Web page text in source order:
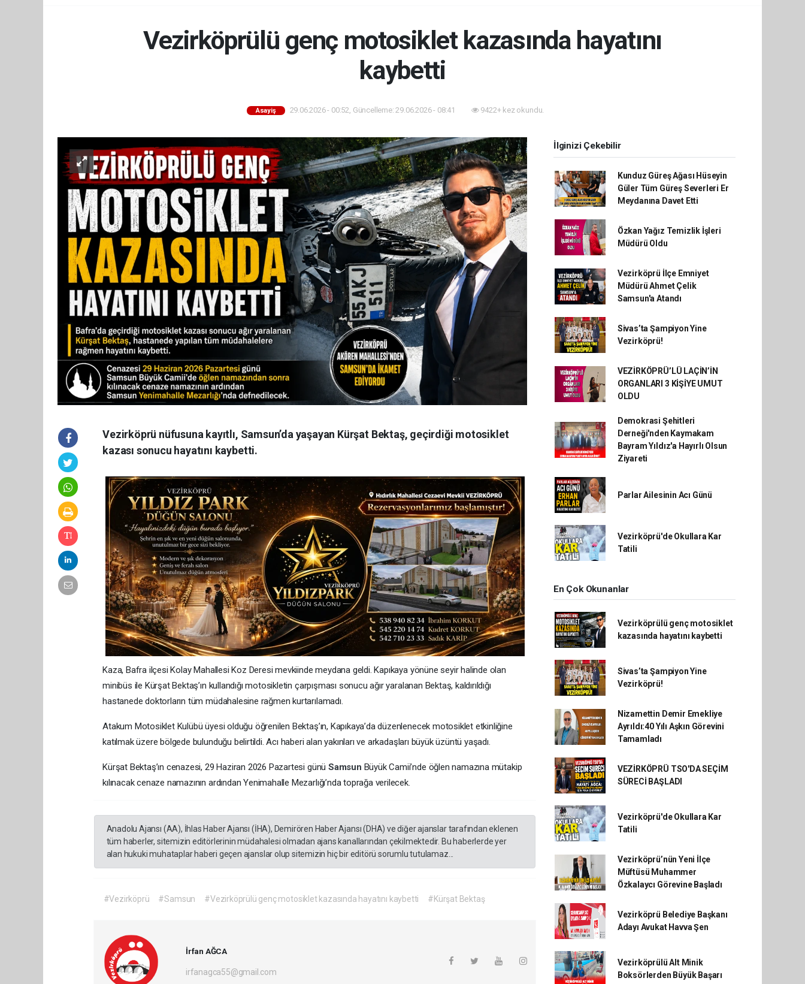
Vezirköprülü genç motosiklet kazasında hayatını
kaybetti
Asayiş 29.06.2026 - 00:52, Güncelleme: 29.06.2026 - 08:41 9422+ kez okundu.
Vezirköprü nüfusuna kayıtlı, Samsun’da yaşayan Kürşat Bektaş, geçirdiği motosiklet
kazası sonucu hayatını kaybetti.
Kaza, Bafra ilçesi Kolay Mahallesi Koz Deresi mevkiinde meydana geldi. Kapıkaya yönüne seyir halinde olan
minibüs ile Kürşat Bektaş’ın kullandığı motosikletin çarpışması sonucu ağır yaralanan Bektaş, kaldırıldığı
hastanede doktorların tüm müdahalesine rağmen kurtarılamadı.
Atakum Motosiklet Kulübü üyesi olduğu öğrenilen Bektaş’ın, Kapıkaya’da düzenlenecek motosiklet etkinliğine
katılmak üzere bölgede bulunduğu belirtildi. Acı haberi alan yakınları ve arkadaşları büyük üzüntü yaşadı.
Kürşat Bektaş’ın cenazesi, 29 Haziran 2026 Pazartesi günü Samsun Büyük Camii’nde öğlen namazına mütakip
kılınacak cenaze namazının ardından Yenimahalle Mezarlığı’nda toprağa verilecek.
Anadolu Ajansı (AA), İhlas Haber Ajansı (İHA), Demirören Haber Ajansı (DHA) ve diğer ajanslar tarafından eklenen
tüm haberler, sitemizin editörlerinin müdahalesi olmadan ajans kanallarından çekilmektedir. Bu haberlerde yer
alan hukuki muhataplar haberi geçen ajanslar olup sitemizin hiç bir editörü sorumlu tutulamaz...
#Vezirköprü #Samsun #Vezirköprülü genç motosiklet kazasında hayatını kaybetti #Kürşat Bektaş
İrfan AĞCA
irfanagca55@gmail.com
İlginizi Çekebilir
Kunduz Güreş Ağası Hüseyin
Güler Tüm Güreş Severleri Er
Meydanına Davet Etti
Özkan Yağız Temizlik İşleri
Müdürü Oldu
Vezirköprü İlçe Emniyet
Müdürü Ahmet Çelik
Samsun'a Atandı
Sivas’ta Şampiyon Yine
Vezirköprü!
VEZİRKÖPRÜ’LÜ LAÇİN’İN
ORGANLARI 3 KİŞİYE UMUT
OLDU
Demokrasi Şehitleri
Derneği'nden Kaymakam
Bayram Yıldız'a Hayırlı Olsun
Ziyareti
Parlar Ailesinin Acı Günü
Vezirköprü'de Okullara Kar
Tatili
En Çok Okunanlar
Vezirköprülü genç motosiklet
kazasında hayatını kaybetti
Sivas’ta Şampiyon Yine
Vezirköprü!
Nizamettin Demir Emekliye
Ayrıldı:40 Yılı Aşkın Görevini
Tamamladı
VEZİRKÖPRÜ TSO'DA SEÇİM
SÜRECİ BAŞLADI
Vezirköprü'de Okullara Kar
Tatili
Vezirköprü’nün Yeni İlçe
Müftüsü Muhammer
Özkalaycı Görevine Başladı
Vezirköprü Belediye Başkanı
Adayı Avukat Havva Şen
Vezirköprülü Alt Minik
Boksörlerden Büyük Başarı